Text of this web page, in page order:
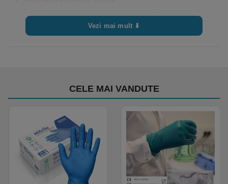
Rezistenta la solventi si acizi
Sunt foarte maleabile, pentru stergerea zonelor greu accesibile
Vezi mai mult ⬇
CELE MAI VANDUTE